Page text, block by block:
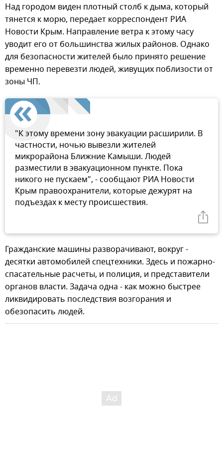
Над городом виден плотный столб к дыма, который
тянется к морю, передает корреспондент РИА
Новости Крым. Направление ветра к этому часу
уводит его от большинства жилых районов. Однако
для безопасности жителей было принято решение
временно перевезти людей, живущих поблизости от
зоны ЧП.
"К этому времени зону эвакуации расширили. В
частности, ночью вывезли жителей
микрорайона Ближние Камыши. Людей
разместили в эвакуационном пункте. Пока
никого не пускаем", - сообщают РИА Новости
Крым правоохранители, которые дежурят на
подъездах к месту происшествия.
Гражданские машины разворачивают, вокруг -
десятки автомобилей спецтехники. Здесь и пожарно-
спасательные расчеты, и полиция, и представители
органов власти. Задача одна - как можно быстрее
ликвидировать последствия возгорания и
обезопасить людей.